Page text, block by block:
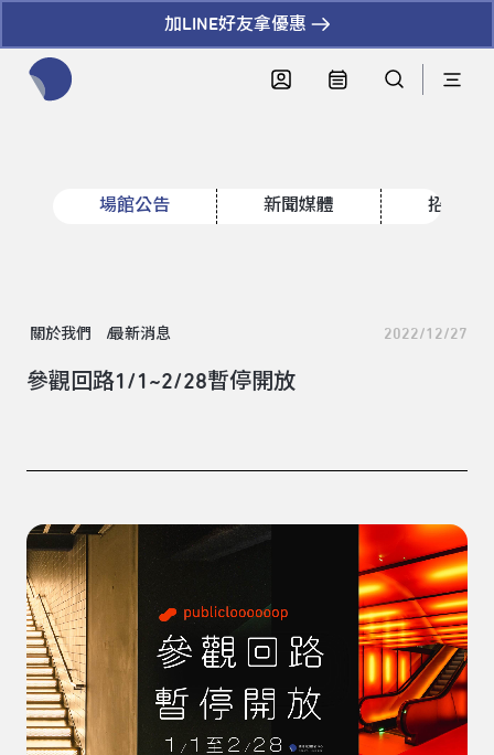
加LINE好友拿優惠
場館公告 新聞媒體 招標資
關於我們 最新消息 2022/12/27
參觀回路1/1~2/28暫停開放